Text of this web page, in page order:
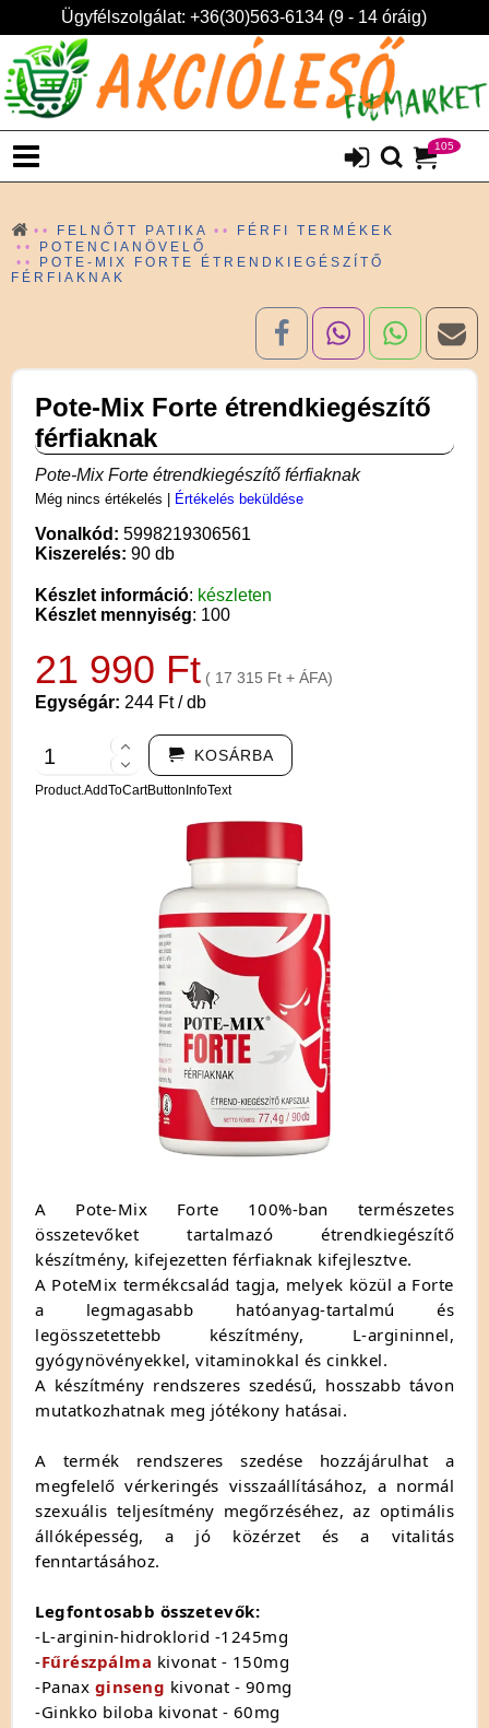
Ügyfélszolgálat: +36(30)563-6134 (9 - 14 óráig)
105
FELNŐTT PATIKA
FÉRFI TERMÉKEK
POTENCIANÖVELŐ
POTE-MIX FORTE ÉTRENDKIEGÉSZÍTŐ
FÉRFIAKNAK
Pote-Mix Forte étrendkiegészítő
férfiaknak
Pote-Mix Forte étrendkiegészítő férfiaknak
Még nincs értékelés Értékelés beküldése
Vonalkód: 5998219306561
Kiszerelés: 90 db
Készlet információ: készleten
Készlet mennyiség: 100
21 990 Ft ( 17 315 Ft + ÁFA)
Egységár: 244 Ft / db
KOSÁRBA
Product.AddToCartButtonInfoText
A Pote-Mix Forte 100%-ban természetes
összetevőket tartalmazó étrendkiegészítő
készítmény, kifejezetten férfiaknak kifejlesztve.
A PoteMix termékcsalád tagja, melyek közül a Forte
a legmagasabb hatóanyag-tartalmú és
legösszetettebb készítmény, L-argininnel,
gyógynövényekkel, vitaminokkal és cinkkel.
A készítmény rendszeres szedésű, hosszabb távon
mutatkozhatnak meg jótékony hatásai.
A termék rendszeres szedése hozzájárulhat a
megfelelő vérkeringés visszaállításához, a normál
szexuális teljesítmény megőrzéséhez, az optimális
állóképesség, a jó közérzet és a vitalitás
fenntartásához.
Legfontosabb összetevők:
-L-arginin-hidroklorid -1245mg
-Fűrészpálma kivonat - 150mg
-Panax ginseng kivonat - 90mg
-Ginkko biloba kivonat - 60mg